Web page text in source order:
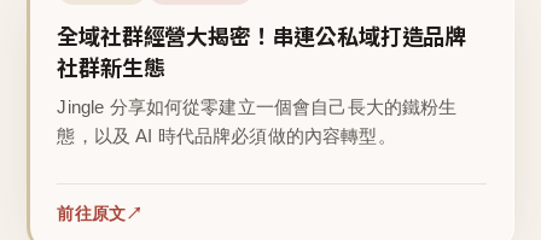
全域社群經營大揭密！串連公私域打造品牌
社群新生態
Jingle 分享如何從零建立一個會自己長大的鐵粉生
態，以及 AI 時代品牌必須做的內容轉型。
前往原文